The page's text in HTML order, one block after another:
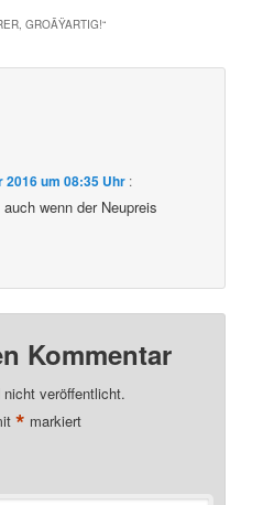
GROÃŸARTIG!“
2016 um 08:35 Uhr :
wenn der Neupreis
Kommentar
veröffentlicht.
* markiert